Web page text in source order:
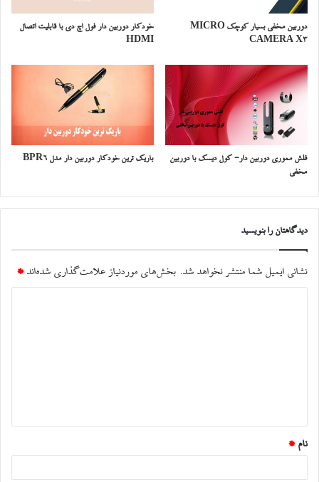
دوربین مخفی بسیار کوچک MICRO
CAMERA X3
خودکار دوربین دار فول اچ دی با قابلیت اتصال
HDMI
فلش مموری دوربین دار- کول دیسک با دوربین
مخفی
باریک ترین خودکار دوربین دار مدل BPR6
دیدگاهتان را بنویسید
نشانی ایمیل شما منتشر نخواهد شد. بخش‌های موردنیاز علامت‌گذاری شده‌اند *
*
نام *